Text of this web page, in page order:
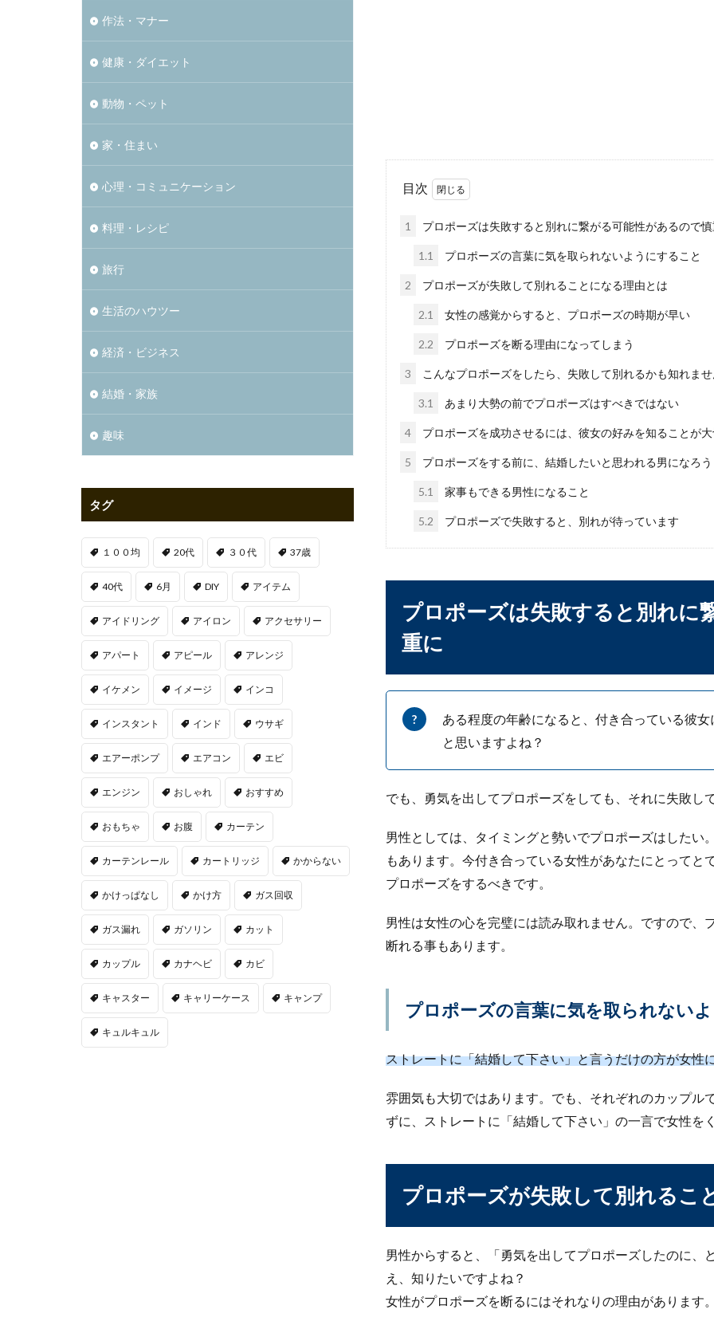
男性の爪がピカピカだ
男性も身だしなみに注意す
する傾向がある...
元上司に香典を包む場
元上司の不幸、あるいは元上
プレゼントに彼女へ時
花束の渡し方と向きに
高校の卒業式は、どんな服装
ってしまいます...
プロポーズでサプライ
いの？と男性陣...
目次
1 プロポーズは失敗すると別れに繋がる可能性があるので慎
1.1 プロポーズの言葉に気を取られないようにすること
2 プロポーズが失敗して別れることになる理由とは
2.1 女性の感覚からすると、プロポーズの時期が早い
2.2 プロポーズを断る理由になってしまう
3 こんなプロポーズをしたら、失敗して別れるかも知れませ
3.1 あまり大勢の前でプロポーズはすべきではない
4 プロポーズを成功させるには、彼女の好みを知ることが大
5 プロポーズをする前に、結婚したいと思われる男になろう
5.1 家事もできる男性になること
5.2 プロポーズで失敗すると、別れが待っています
プロポーズは失敗すると別れに
重に
ある程度の年齢になると、付き合っている彼
と思いますよね？
でも、勇気を出してプロポーズをしても、それに失敗し
男性としては、タイミングと勢いでプロポーズはしたい
もあります。今付き合っている女性があなたにとってと
プロポーズをするべきです。
男性は女性の心を完璧には読み取れません。ですので、
断れる事もあります。
プロポーズの言葉に気を取られない
ストレートに「結婚して下さい」と言うだけの方が女性
雰囲気も大切ではあります。でも、それぞれのカップル
ずに、ストレートに「結婚して下さい」の一言で女性を
プロポーズが失敗して別れるこ
男性からすると、「勇気を出してプロポーズしたのに
え、知りたいですよね？
女性がプロポーズを断るにはそれなりの理由があります。
作法・マナー
健康・ダイエット
動物・ペット
家・住まい
心理・コミュニケーション
料理・レシピ
旅行
生活のハウツー
経済・ビジネス
結婚・家族
趣味
タグ
１００均 20代 ３０代 37歳
40代 6月 DIY アイテム
アイドリング アイロン アクセサリー
アパート アピール アレンジ
イケメン イメージ インコ
インスタント インド ウサギ
エアーポンプ エアコン エビ
エンジン おしゃれ おすすめ
おもちゃ お腹 カーテン
カーテンレール カートリッジ かからない
かけっぱなし かけ方 ガス回収
ガス漏れ ガソリン カット
カップル カナヘビ カビ
キャスター キャリーケース キャンプ
キュルキュル